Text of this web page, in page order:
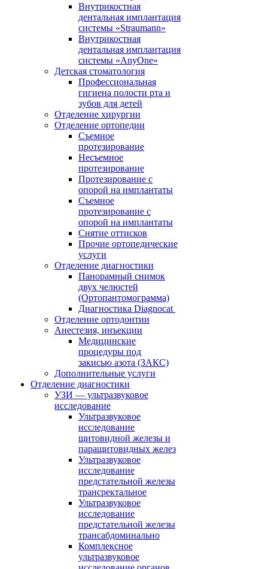
Внутрикостная
дентальная имплантация
системы «Straumann»
Внутрикостная
дентальная имплантация
системы «AnyOne»
Детская стоматология
Профессиональная
гигиена полости рта и
зубов для детей
Отделение хирургии
Отделение ортопедии
Съемное
протезирование
Несъемное
протезирование
Протезирование с
опорой на имплантаты
Съемное
протезирование с
опорой на имплантаты
Снятие оттисков
Прочие ортопедические
услуги
Отделение диагностики
Панорамный снимок
двух челюстей
(Ортопантомограмма)
Диагностика Diagnocat
Отделение ортодонтии
Анестезия, инъекции
Медицинские
процедуры под
закисью азота (ЗАКС)
Дополнительные услуги
Отделение диагностики
УЗИ — ультразвуковое
исследование
Ультразвуковое
исследование
щитовидной железы и
паращитовидных желез
Ультразвуковое
исследование
предстательной железы
трансректальное
Ультразвуковое
исследование
предстательной железы
трансабдоминально
Комплексное
ультразвуковое